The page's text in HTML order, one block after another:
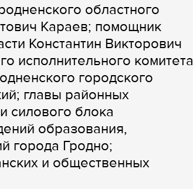
областного
Караев; помощник
Константин Викторович
исполнительного комитета
городского
главы районных
силового блока
образования,
города Гродно;
и общественных